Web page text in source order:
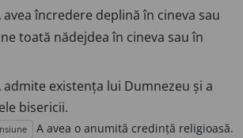
avea încredere deplină în cineva sau
toată nădejdea în cineva sau în
admite existența lui Dumnezeu și a
bisericii.
A avea o anumită credință religioasă.